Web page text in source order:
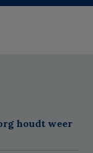
houdt weer